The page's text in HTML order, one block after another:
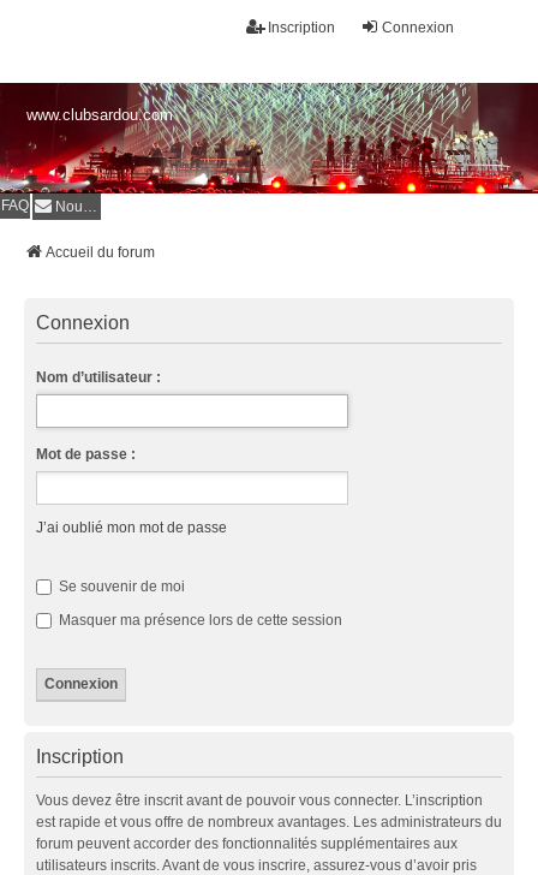
Connexion
Inscription
www.clubsardou.com
FAQ Nous contacter
Accueil du forum
Connexion
Nom d’utilisateur :
Mot de passe :
J’ai oublié mon mot de passe
Se souvenir de moi
Masquer ma présence lors de cette session
Inscription
Vous devez être inscrit avant de pouvoir vous connecter. L’inscription
est rapide et vous offre de nombreux avantages. Les administrateurs du
forum peuvent accorder des fonctionnalités supplémentaires aux
utilisateurs inscrits. Avant de vous inscrire, assurez-vous d’avoir pris